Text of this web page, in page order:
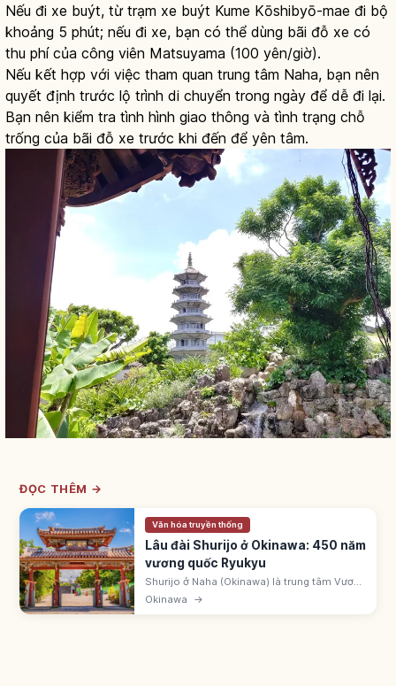
Nếu đi xe buýt, từ trạm xe buýt Kume Kōshibyō-mae đi bộ
khoảng 5 phút; nếu đi xe, bạn có thể dùng bãi đỗ xe có
thu phí của công viên Matsuyama (100 yên/giờ).
Nếu kết hợp với việc tham quan trung tâm Naha, bạn nên
quyết định trước lộ trình di chuyển trong ngày để dễ đi lại.
Bạn nên kiểm tra tình hình giao thông và tình trạng chỗ
trống của bãi đỗ xe trước khi đến để yên tâm.
ĐỌC THÊM →
Văn hóa truyền thống
Lâu đài Shurijo ở Okinawa: 450 năm
vương quốc Ryukyu
Shurijo ở Naha (Okinawa) là trung tâm Vương
quốc Ryukyu suốt 450 năm. UNESCO 2000.
Okinawa →